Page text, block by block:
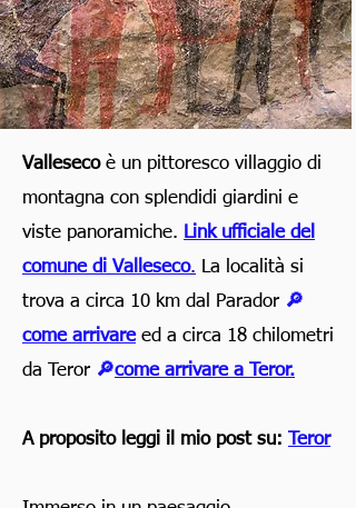
Valleseco è un pittoresco villaggio di
montagna con splendidi giardini e
viste panoramiche. Link ufficiale del
comune di Valleseco. La località si
trova a circa 10 km dal Parador 🔎
come arrivare ed a circa 18 chilometri
da Teror 🔎come arrivare a Teror.
A proposito leggi il mio post su: Teror